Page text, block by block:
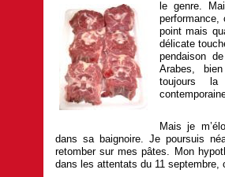
le genre.
performance,
point mais
délicate
pendaison
Arabes,
toujours
Mais je
dans sa baignoire. Je poursuis
retomber sur mes pâtes. Mon
dans les attentats du 11 septembre,